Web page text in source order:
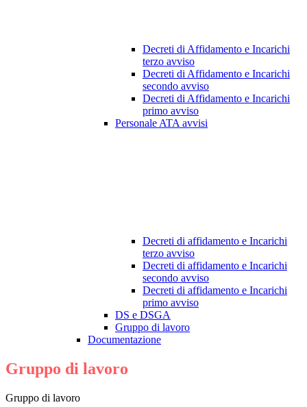
Decreti di Affidamento e Incarichi
terzo avviso
Decreti di Affidamento e Incarichi
secondo avviso
Decreti di Affidamento e Incarichi
primo avviso
Personale ATA avvisi
Decreti di affidamento e Incarichi
terzo avviso
Decreti di affidamento e Incarichi
secondo avviso
Decreti di affidamento e Incarichi
primo avviso
DS e DSGA
Gruppo di lavoro
Documentazione
Gruppo di lavoro
Gruppo di lavoro